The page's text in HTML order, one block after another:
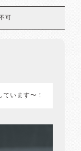
可
います〜！